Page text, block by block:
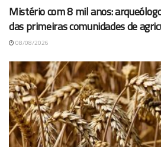
Mistério com 8 mil anos:
das primeiras comunidades de
08/08/2026